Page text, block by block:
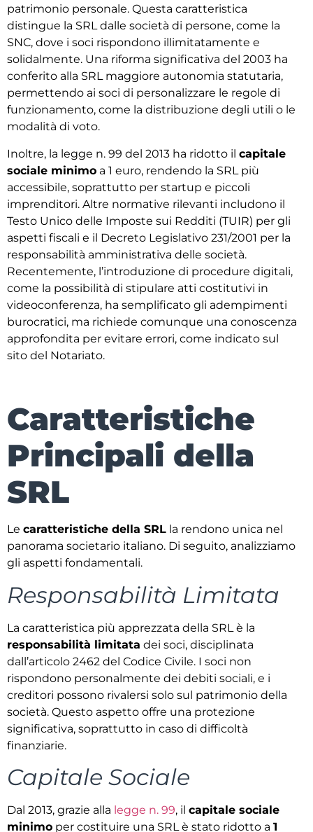
patrimonio personale. Questa caratteristica
distingue la SRL dalle società di persone, come la
SNC, dove i soci rispondono illimitatamente e
solidalmente. Una riforma significativa del 2003 ha
conferito alla SRL maggiore autonomia statutaria,
permettendo ai soci di personalizzare le regole di
funzionamento, come la distribuzione degli utili o le
modalità di voto.
Inoltre, la legge n. 99 del 2013 ha ridotto il capitale
sociale minimo a 1 euro, rendendo la SRL più
accessibile, soprattutto per startup e piccoli
imprenditori. Altre normative rilevanti includono il
Testo Unico delle Imposte sui Redditi (TUIR) per gli
aspetti fiscali e il Decreto Legislativo 231/2001 per la
responsabilità amministrativa delle società.
Recentemente, l’introduzione di procedure digitali,
come la possibilità di stipulare atti costitutivi in
videoconferenza, ha semplificato gli adempimenti
burocratici, ma richiede comunque una conoscenza
approfondita per evitare errori, come indicato sul
sito del Notariato.
Caratteristiche
Principali della
SRL
Le caratteristiche della SRL la rendono unica nel
panorama societario italiano. Di seguito, analizziamo
gli aspetti fondamentali.
Responsabilità Limitata
La caratteristica più apprezzata della SRL è la
responsabilità limitata dei soci, disciplinata
dall’articolo 2462 del Codice Civile. I soci non
rispondono personalmente dei debiti sociali, e i
creditori possono rivalersi solo sul patrimonio della
società. Questo aspetto offre una protezione
significativa, soprattutto in caso di difficoltà
finanziarie.
Capitale Sociale
Dal 2013, grazie alla legge n. 99, il capitale sociale
minimo per costituire una SRL è stato ridotto a 1